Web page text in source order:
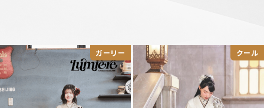
ガーリー クール